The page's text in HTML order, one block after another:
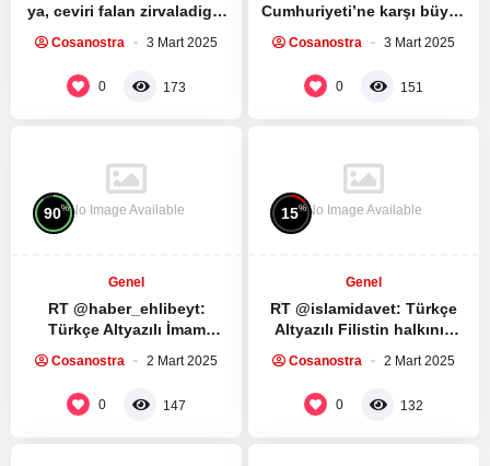
ya, ceviri falan zirvaladigin
fark ettin dunyanin…
Cosanostra 3 Mart 2025
0 173
Cumhuriyeti’ne karşı büyük
Spartacus Dizisinin ilk 5
bölümünü…
Cosanostra 3 Mart 2025
0 151
No Image Available
90%
Genel
RT @haber_ehlibeyt:
Türkçe Altyazılı İmam
Hamaney’in Ramazan
ayında yapılması…
Cosanostra 2 Mart 2025
0 147
No Image Available
15%
Genel
RT @islamidavet: Türkçe
Altyazılı Filistin halkının
liderlerine bağlılıkları…
Muhammed Dayf tüm…
Cosanostra 2 Mart 2025
0 132